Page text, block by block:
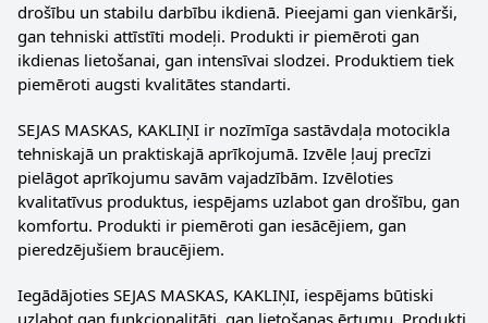
drošību un stabilu darbību ikdienā. Pieejami gan vienkārši,
gan tehniski attīstīti modeļi. Produkti ir piemēroti gan
ikdienas lietošanai, gan intensīvai slodzei. Produktiem tiek
piemēroti augsti kvalitātes standarti.
SEJAS MASKAS, KAKLIŅI ir nozīmīga sastāvdaļa motocikla
tehniskajā un praktiskajā aprīkojumā. Izvēle ļauj precīzi
pielāgot aprīkojumu savām vajadzībām. Izvēloties
kvalitatīvus produktus, iespējams uzlabot gan drošību, gan
komfortu. Produkti ir piemēroti gan iesācējiem, gan
pieredzējušiem braucējiem.
Iegādājoties SEJAS MASKAS, KAKLIŅI, iespējams būtiski
uzlabot gan funkcionalitāti, gan lietošanas ērtumu. Produkti